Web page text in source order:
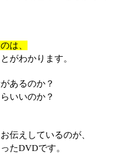
は、
がわかります。
あるのか？
いいのか？
伝えしているのが、
たDVDです。